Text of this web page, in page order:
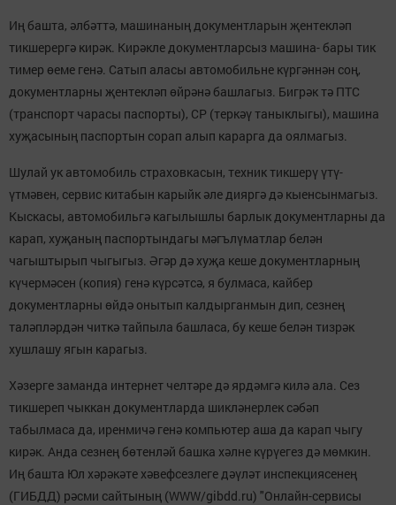
Иң башта, әлбәттә, машинаның документларын җентекләп
тикшерергә кирәк. Кирәкле документларсыз машина- бары тик
тимер өеме генә. Сатып аласы автомобильне күргәннән соң,
документларны җентекләп өйрәнә башлагыз. Бигрәк тә ПТС
(транспорт чарасы паспорты), СР (теркәү таныклыгы), машина
хуҗасының паспортын сорап алып карарга да оялмагыз.
Шулай ук автомобиль страховкасын, техник тикшерү үтү-
үтмәвен, сервис китабын карыйк әле дияргә дә кыенсынмагыз.
Кыскасы, автомобильгә кагылышлы барлык документларны да
карап, хуҗаның паспортындагы мәгълүматлар белән
чагыштырып чыгыгыз. Әгәр дә хуҗа кеше документларның
күчермәсен (копия) генә күрсәтсә, я булмаса, кайбер
документларны өйдә онытып калдырганмын дип, сезнең
таләпләрдән читкә тайпыла башласа, бу кеше белән тизрәк
хушлашу ягын карагыз.
Хәзерге заманда интернет челтәре дә ярдәмгә килә ала. Сез
тикшереп чыккан документларда шикләнерлек сәбәп
табылмаса да, иренмичә генә компьютер аша да карап чыгу
кирәк. Анда сезнең бөтенләй башка хәлне күрүегез дә мөмкин.
Иң башта Юл хәрәкәте хәвефсезлеге дәүләт инспекциясенең
(ГИБДД) рәсми сайтының (WWW/gibdd.ru) "Онлайн-сервисы